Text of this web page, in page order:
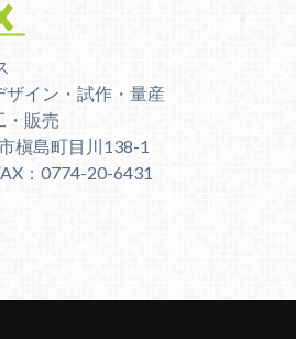
イン・試作・量産
・販売
槇島町目川138-1
：0774-20-6431